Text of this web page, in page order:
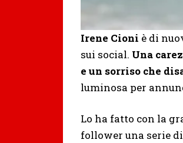
Irene Cioni è di
sui social. Una
e un sorriso che
luminosa per
Lo ha fatto con la
follower una serie